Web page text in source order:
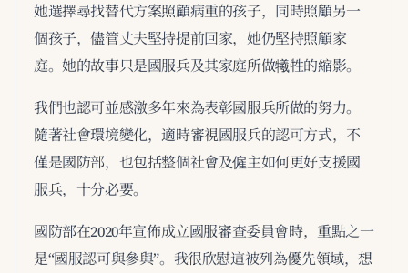
她選擇尋找替代方案照顧病重的孩子，同時照顧另一
個孩子，儘管丈夫堅持提前回家，她仍堅持照顧家
庭。她的故事只是國服兵及其家庭所做犧牲的縮影。
我們也認可並感激多年來為表彰國服兵所做的努力。
隨著社會環境變化，適時審視國服兵的認可方式，不
僅是國防部，也包括整個社會及僱主如何更好支援國
服兵，十分必要。
國防部在2020年宣佈成立國服審查委員會時，重點之一
是“國服認可與參與”。我很欣慰這被列為優先領域，想